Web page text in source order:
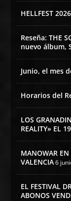
HELLFEST
Reseña: THE
nuevo álbum,
Junio, el mes
Horarios del
LOS
REALITY» EL
MANOWAR
VALENCIA 6
EL FESTIVAL
ABONOS